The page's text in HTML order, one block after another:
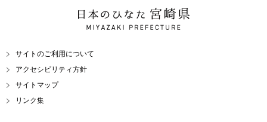
日本のひなた 宮崎県
MIYAZAKI PREFECTURE
サイトのご利用について
アクセシビリティ方針
サイトマップ
リンク集